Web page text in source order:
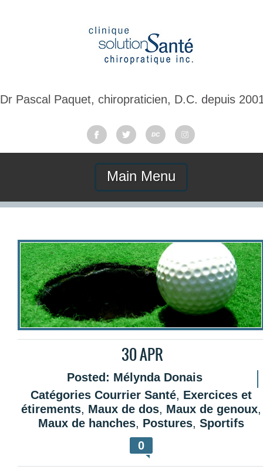
Dr Pascal Paquet, chiropraticien, D.C. depuis
Main Menu
30APR
Posted: Mélynda Donais
Catégories Courrier Santé, Exercices et
étirements, Maux de dos, Maux de genoux,
Maux de hanches, Postures, Sportifs
0